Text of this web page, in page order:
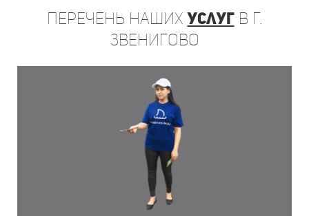
Перечень нашихуслугв г.
Звенигово